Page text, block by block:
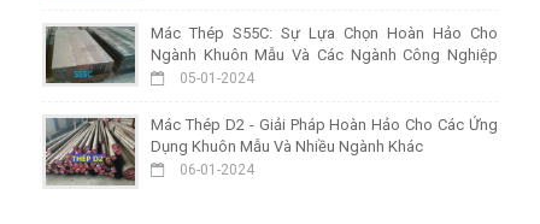
Mác Thép S55C: Sự Lựa Chọn Hoàn Hảo Cho
Ngành Khuôn Mẫu Và Các Ngành Công Nghiệp
Khác05-01-2024
Mác Thép D2 - Giải Pháp Hoàn Hảo Cho Các Ứng
Dụng Khuôn Mẫu Và Nhiều Ngành Khác
06-01-2024